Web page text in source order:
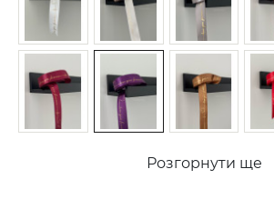
Розгорнути ще